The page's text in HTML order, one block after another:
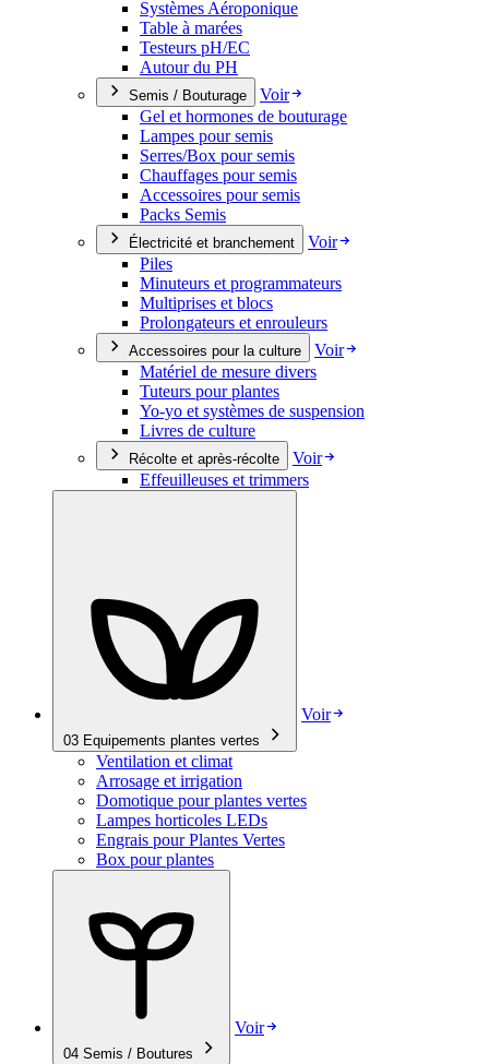
Systèmes Aéroponique
Table à marées
Testeurs pH/EC
Autour du PH
Semis / Bouturage
Voir
Gel et hormones de bouturage
Lampes pour semis
Serres/Box pour semis
Chauffages pour semis
Accessoires pour semis
Packs Semis
Électricité et branchement
Voir
Piles
Minuteurs et programmateurs
Multiprises et blocs
Prolongateurs et enrouleurs
Accessoires pour la culture
Voir
Matériel de mesure divers
Tuteurs pour plantes
Yo-yo et systèmes de suspension
Livres de culture
Récolte et après-récolte
Voir
Effeuilleuses et trimmers
03 Equipements plantes vertes
Voir
Ventilation et climat
Arrosage et irrigation
Domotique pour plantes vertes
Lampes horticoles LEDs
Engrais pour Plantes Vertes
Box pour plantes
04 Semis / Boutures
Voir